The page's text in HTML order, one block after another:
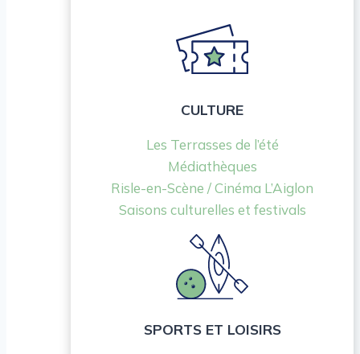
CULTURE
Les Terrasses de l’été
Médiathèques
Risle-en-Scène / Cinéma L’Aiglon
Saisons culturelles et festivals
SPORTS ET LOISIRS